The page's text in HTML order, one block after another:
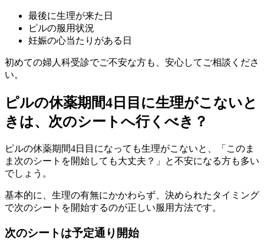
最後に生理が来た日
ピルの服用状況
妊娠の心当たりがある日
初めての婦人科受診でご不安な方も、安心してご相談くださ
い。
ピルの休薬期間4日目に生理がこないと
きは、次のシートへ行くべき？
ピルの休薬期間4日目になっても生理がこないと、「このま
ま次のシートを開始しても大丈夫？」と不安になる方も多い
でしょう。
基本的に、 生理の有無にかかわらず、決められたタイミング
で次のシートを開始するのが正しい服用方法です。
次のシートは予定通り開始